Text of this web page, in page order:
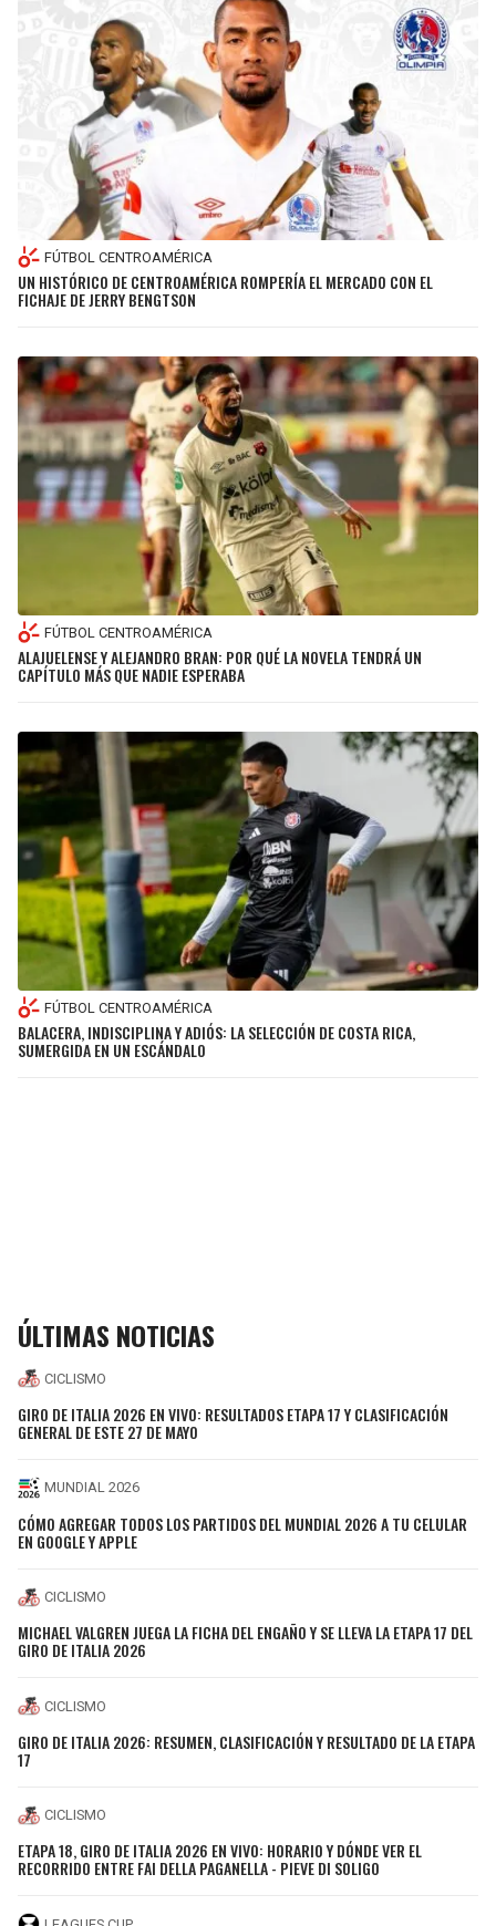
FÚTBOL CENTROAMÉRICA
UN HISTÓRICO DE CENTROAMÉRICA ROMPERÍA EL MERCADO CON EL
FICHAJE DE JERRY BENGTSON
FÚTBOL CENTROAMÉRICA
ALAJUELENSE Y ALEJANDRO BRAN: POR QUÉ LA NOVELA TENDRÁ UN
CAPÍTULO MÁS QUE NADIE ESPERABA
FÚTBOL CENTROAMÉRICA
BALACERA, INDISCIPLINA Y ADIÓS: LA SELECCIÓN DE COSTA RICA,
SUMERGIDA EN UN ESCÁNDALO
ÚLTIMAS NOTICIAS
CICLISMO
GIRO DE ITALIA 2026 EN VIVO: RESULTADOS ETAPA 17 Y CLASIFICACIÓN
GENERAL DE ESTE 27 DE MAYO
MUNDIAL 2026
CÓMO AGREGAR TODOS LOS PARTIDOS DEL MUNDIAL 2026 A TU CELULAR
EN GOOGLE Y APPLE
CICLISMO
MICHAEL VALGREN JUEGA LA FICHA DEL ENGAÑO Y SE LLEVA LA ETAPA 17 DEL
GIRO DE ITALIA 2026
CICLISMO
GIRO DE ITALIA 2026: RESUMEN, CLASIFICACIÓN Y RESULTADO DE LA ETAPA
17
CICLISMO
ETAPA 18, GIRO DE ITALIA 2026 EN VIVO: HORARIO Y DÓNDE VER EL
RECORRIDO ENTRE FAI DELLA PAGANELLA - PIEVE DI SOLIGO